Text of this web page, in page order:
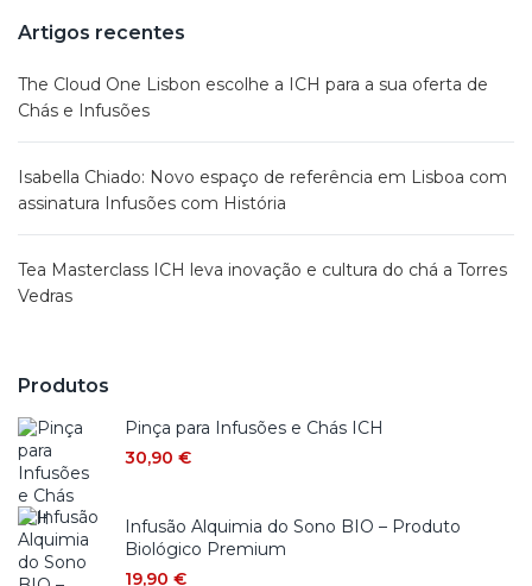
Artigos recentes
The Cloud One Lisbon escolhe a ICH para a sua oferta de
Chás e Infusões
Isabella Chiado: Novo espaço de referência em Lisboa com
assinatura Infusões com História
Tea Masterclass ICH leva inovação e cultura do chá a Torres
Vedras
Produtos
Pinça para Infusões e Chás ICH
30,90 €
Infusão Alquimia do Sono BIO – Produto
Biológico Premium
19,90 €